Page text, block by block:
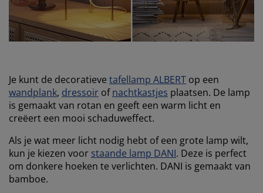
Je kunt de decoratieve tafellamp ALBERT op een
wandplank, dressoir ofnachtkastjes plaatsen. De lamp
is gemaakt van rotan en geeft een warm licht en
creëert een mooi schaduweffect.
Als je wat meer licht nodig hebt of een grote lamp wilt,
kun je kiezen voor staande lamp DANI. Deze is perfect
om donkere hoeken te verlichten. DANI is gemaakt van
bamboe.